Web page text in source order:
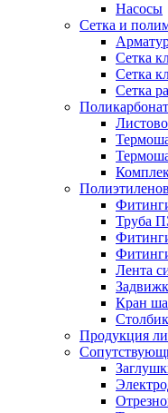
Насосы
Сетка и
Сетка
Сетка
Сетка
Труба
Лента
Кран
Продукция